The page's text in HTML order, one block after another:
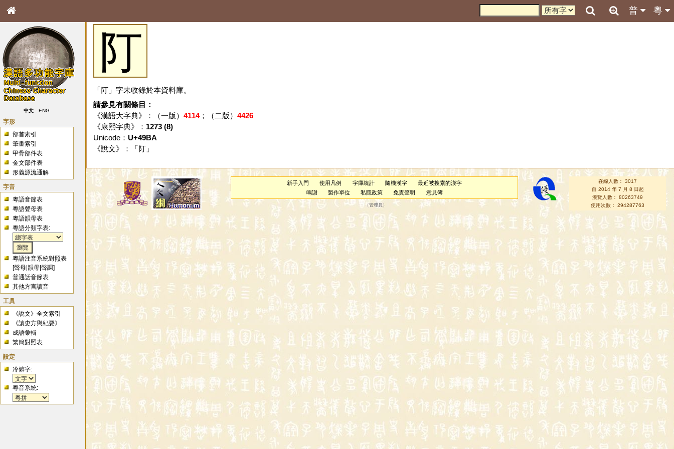
粵
普
中文 ENG
字形
部首索引
筆畫索引
甲骨部件表
金文部件表
形義源流通解
字音
粵語音節表
粵語聲母表
粵語韻母表
粵語分類字表:
粵語注音系統對照表
[聲母 |韻母 |聲調]
普通話音節表
其他方言讀音
工具
《說文》全文索引
《讀史方輿紀要》
成語彙輯
繁簡對照表
設定
冷僻字:
粵音系統:
䦺
「䦺」字未收錄於本資料庫。
請參見有關條目：
《漢語大字典》：（一版） 4114；（二版） 4426
《康熙字典》： 1273 (8)
Unicode： U+49BA
《說文》：「 䦺」
新手入門 使用凡例 字庫統計 隨機漢字
最近被搜索的漢字
鳴謝
製作單位 私隱政策 免責聲明 意見簿
（管理員 ）
在線人數： 3017
自 2014 年 7 月 8 日起
瀏覽人數： 80263749
使用次數： 294287763